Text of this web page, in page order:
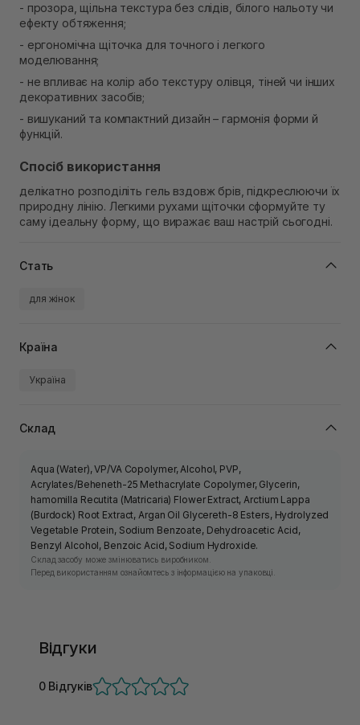
- прозора, щільна текстура без слідів, білого нальоту чи
ефекту обтяження;
- ергономічна щіточка для точного і легкого
моделювання;
- не впливає на колір або текстуру олівця, тіней чи інших
декоративних засобів;
- вишуканий та компактний дизайн – гармонія форми й
функцій.
Спосіб використання
делікатно розподіліть гель вздовж брів, підкреслюючи їх
природну лінію. Легкими рухами щіточки сформуйте ту
саму ідеальну форму, що виражає ваш настрій сьогодні.
Стать
для жінок
Країна
Україна
Склад
Aqua (Water), VP/VA Copolymer, Alcohol, PVP,
Acrylates/Beheneth-25 Methacrylate Copolymer, Glycerin,
hamomilla Recutita (Matricaria) Flower Extract, Arctium Lappa
(Burdock) Root Extract, Argan Oil Glycereth-8 Esters, Hydrolyzed
Vegetable Protein, Sodium Benzoate, Dehydroacetic Acid,
Benzyl Alcohol, Benzoic Acid, Sodium Hydroxide.
Склад засобу може змінюватись виробником.
Перед використанням ознайомтесь з інформацією на упаковці.
Відгуки
0 Відгуків